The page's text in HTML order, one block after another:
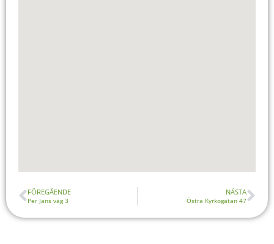
FÖREGÅENDE
Per Jans väg 3
NÄSTA
Östra Kyrkogatan 47